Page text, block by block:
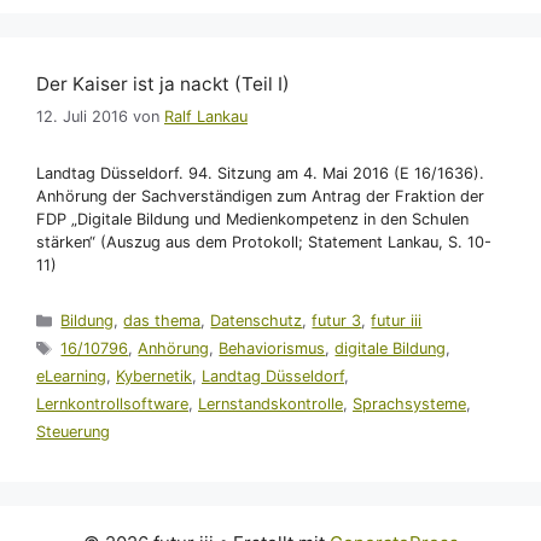
Der Kaiser ist ja nackt (Teil I)
12. Juli 2016 von Ralf Lankau
Landtag Düsseldorf. 94. Sitzung am 4. Mai 2016 (E 16/1636).
Anhörung der Sachverständigen zum Antrag der Fraktion der
FDP „Digitale Bildung und Medienkompetenz in den Schulen
stärken“ (Auszug aus dem Protokoll; Statement Lankau, S. 10-
11)
Kategorien
Bildung,das thema, Datenschutz,futur 3,futur iii
Schlagwörter
16/10796,Anhörung, Behaviorismus,digitale Bildung,
eLearning, Kybernetik, Landtag Düsseldorf,
Lernkontrollsoftware, Lernstandskontrolle, Sprachsysteme,
Steuerung